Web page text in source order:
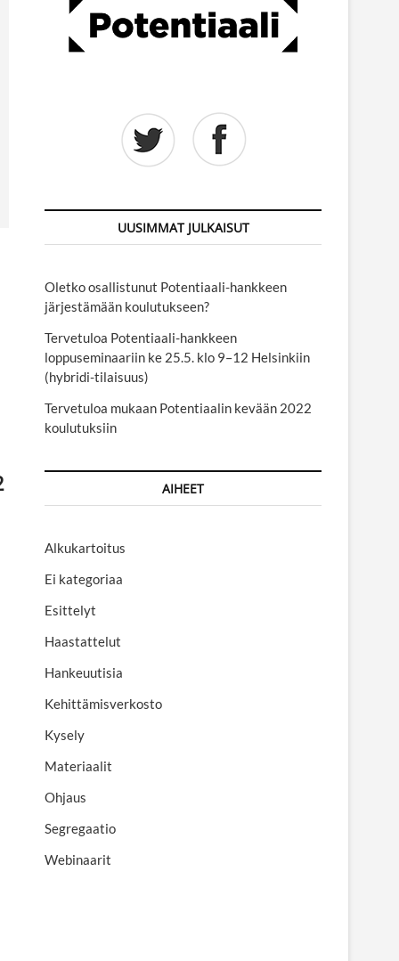
UUSIMMAT JULKAISUT
Oletko osallistunut Potentiaali-hankkeen
järjestämään koulutukseen?
Tervetuloa Potentiaali-hankkeen
loppuseminaariin ke 25.5. klo 9–12 Helsinkiin
(hybridi-tilaisuus)
Tervetuloa mukaan Potentiaalin kevään 2022
koulutuksiin
AIHEET
Alkukartoitus
Ei kategoriaa
Esittelyt
Haastattelut
Hankeuutisia
Kehittämisverkosto
Kysely
Materiaalit
Ohjaus
Segregaatio
Webinaarit